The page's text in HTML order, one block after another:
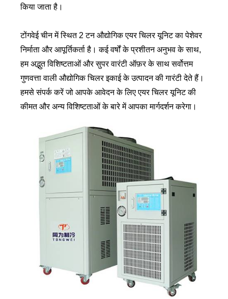
किया जाता है।
टोंगवेई चीन में स्थित 2 टन औद्योगिक एयर चिलर यूनिट का पेशेवर
निर्माता और आपूर्तिकर्ता है। कई वर्षों के प्रशीतन अनुभव के साथ,
हम अद्भुत विशिष्टताओं और सुपर वारंटी ऑफ़र के साथ सर्वोत्तम
गुणवत्ता वाली औद्योगिक चिलर इकाई के उत्पादन की गारंटी देते हैं।
हमसे संपर्क करें जो आपके आवेदन के लिए एयर चिलर यूनिट की
कीमत और अन्य विशिष्टताओं के बारे में आपका मार्गदर्शन करेगा।